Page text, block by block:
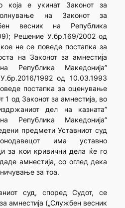
која е укинат Законот за
на Законот за
весник на Република
Решение У.бр.169/2002 од
не се поведе постапка за
на Законот за амнестија
Република Македонија”
1992 од 10.03.1993
постапка за оценување
1 од Законот за амнестија, во
дел на казната”
Република Македонија”
предмети Уставниот суд
има уставно
за кои кривични дела ќе го
амнестија, со оглед дека
за тоа.
суд, според Судот, се
амнестија („Службен весник